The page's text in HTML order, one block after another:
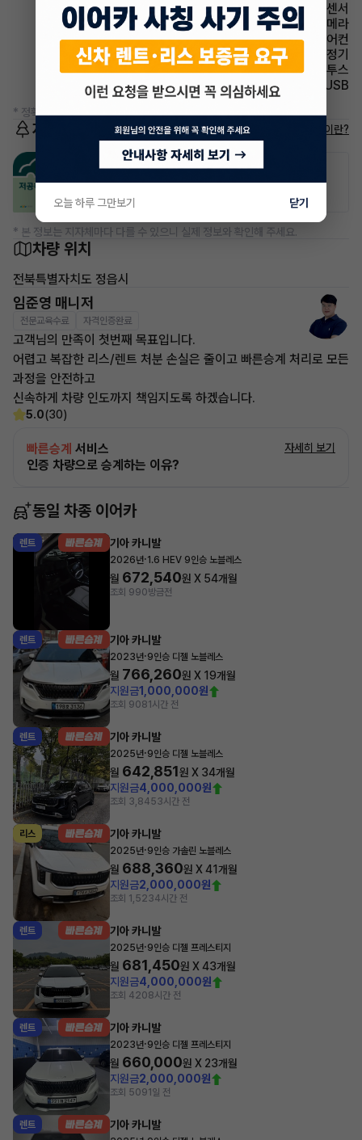
주차보조 후방감지센서
주차보조 후방카메라
에어컨 풀오토에어컨
에어컨 공기청정기
유무선단자 블루투스
유무선단자 USB
* 정확한 정보는 판매자와 반드시 확인하시기 바랍니다.
저공해차량 정보 저공해차량이란?
공항주차장
50% 할인
공영주차장
50% 할인
* 본 정보는 지자체마다 다를 수 있으니 실제 정보와 확인해 주세요.
차량 위치
전북특별자치도 정읍시
임준영 매니저
전문교육수료 자격인증완료
고객님의 만족이 첫번째 목표입니다.
어렵고 복잡한 리스/렌트 처분 손실은 줄이고 빠른승계 처리로 모든
과정을 안전하고
신속하게 차량 인도까지 책임지도록 하겠습니다.
5.0(30)
빠른승계 서비스
인증 차량으로 승계하는 이유?
자세히 보기
동일 차종 이어카
렌트 기아 카니발
2026년·1.6 HEV 9인승 노블레스
월 672,540원 X 54개월
조회 990방금전
렌트 기아 카니발
2023년·9인승 디젤 노블레스
월 766,260원 X 19개월
지원금1,000,000원
조회 9081시간 전
렌트 기아 카니발
2025년·9인승 디젤 노블레스
월 642,851원 X 34개월
지원금4,000,000원
조회 3,8453시간 전
리스 기아 카니발
2025년·9인승 가솔린 노블레스
월 688,360원 X41개월
지원금2,000,000원
조회 1,5234시간 전
렌트 기아 카니발
2025년·9인승 디젤 프레스티지
월 681,450원 X43개월
지원금4,000,000원
조회 4208시간 전
렌트 기아 카니발
2023년·9인승 디젤 프레스티지
월 660,000원 X 23개월
지원금2,000,000원
조회 5091일 전
렌트 기아 카니발
오늘 하루 그만보기 닫기